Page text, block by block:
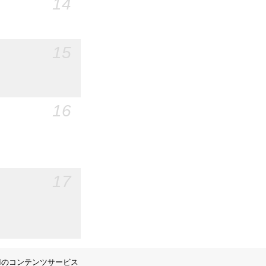
16
のコンテンツサービス